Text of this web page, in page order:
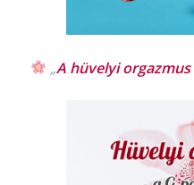
„A hüvelyi orgazmus